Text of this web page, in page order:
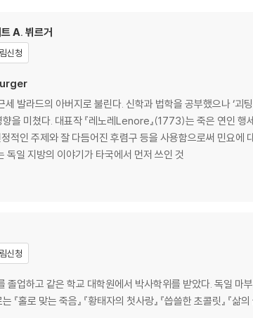
께
A. 뷔르거
신청
발라드의 아버지로 불린다. 신학과 법학을 공부했으나 ‘
가 치는 밤 주인공을 데리고 사라진다는 내용의 유령
와 잘 다듬어진 후렴구 등을 사용함으로써 민요에 대한 새로운 관심을 불러일으켰다.
독일 지방의 이야기가 타국에서 먼저 쓰인 것
신청
졸업하고 같은 학교 대학원에서 박사학위를 받았다. 독일
홀로 맞는 죽음』 『황태자의 첫사랑』 『씁쓸한 초콜릿』 『삶